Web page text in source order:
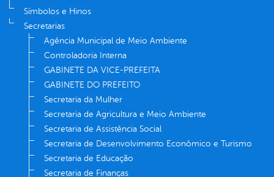
Símbolos e Hinos
Secretarias
Agência Municipal de Meio Ambiente
Controladoria Interna
GABINETE DA VICE-PREFEITA
GABINETE DO PREFEITO
Secretaria da Mulher
Secretaria de Agricultura e Meio Ambiente
Secretaria de Assistência Social
Secretaria de Desenvolvimento Econômico e Turismo
Secretaria de Educação
Secretaria de Finanças